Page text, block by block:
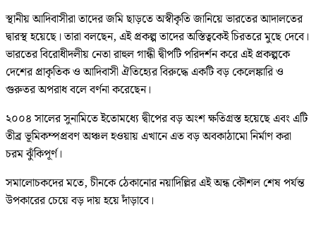
স্থানীয় আদিবাসীরা তাদের জমি ছাড়তে অস্বীকৃতি জানিয়ে ভারতের আদালতের
দ্বারস্থ হয়েছে। তারা বলছেন, এই প্রকল্প তাদের অস্তিত্বকেই চিরতরে মুছে দেবে।
ভারতের বিরোধীদলীয় নেতা রাহুল গান্ধী দ্বীপটি পরিদর্শন করে এই প্রকল্পকে
দেশের প্রাকৃতিক ও আদিবাসী ঐতিহ্যের বিরুদ্ধে একটি বড় কেলেঙ্কারি ও
গুরুতর অপরাধ বলে বর্ণনা করেছেন।
২০০৪ সালের সুনামিতে ইতোমধ্যে দ্বীপের বড় অংশ ক্ষতিগ্রস্ত হয়েছে এবং এটি
তীব্র ভূমিকম্পপ্রবণ অঞ্চল হওয়ায় এখানে এত বড় অবকাঠামো নির্মাণ করা
চরম ঝুঁকিপূর্ণ।
সমালোচকদের মতে, চীনকে ঠেকানোর নয়াদিল্লির এই অন্ধ কৌশল শেষ পর্যন্ত
উপকারের চেয়ে বড় দায় হয়ে দাঁড়াবে।